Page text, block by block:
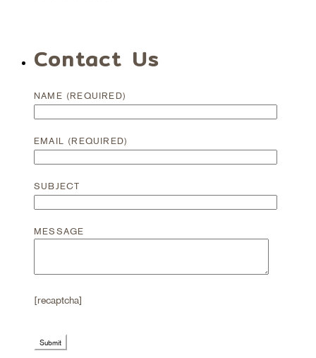
Contact Us
NAME (REQUIRED)
EMAIL (REQUIRED)
SUBJECT
MESSAGE
[recaptcha]